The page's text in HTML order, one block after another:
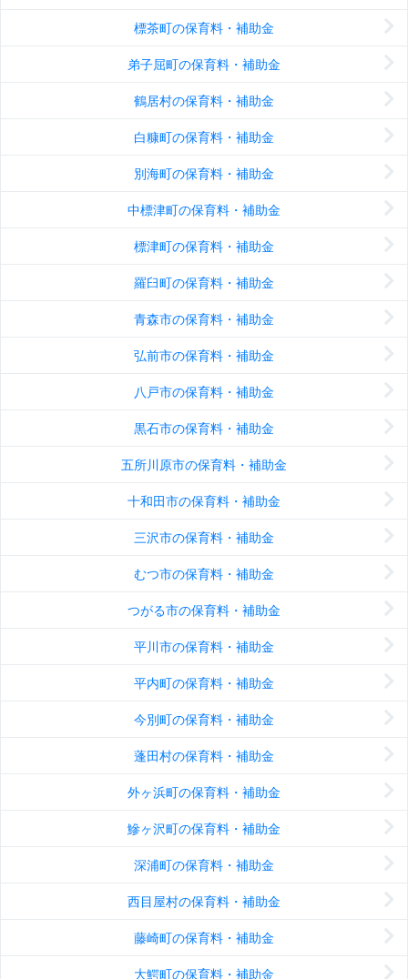
標茶町の保育料・補助金
弟子屈町の保育料・補助金
鶴居村の保育料・補助金
白糠町の保育料・補助金
別海町の保育料・補助金
中標津町の保育料・補助金
標津町の保育料・補助金
羅臼町の保育料・補助金
青森市の保育料・補助金
弘前市の保育料・補助金
八戸市の保育料・補助金
黒石市の保育料・補助金
五所川原市の保育料・補助金
十和田市の保育料・補助金
三沢市の保育料・補助金
むつ市の保育料・補助金
つがる市の保育料・補助金
平川市の保育料・補助金
平内町の保育料・補助金
今別町の保育料・補助金
蓬田村の保育料・補助金
外ヶ浜町の保育料・補助金
鰺ヶ沢町の保育料・補助金
深浦町の保育料・補助金
西目屋村の保育料・補助金
藤崎町の保育料・補助金
大鰐町の保育料・補助金